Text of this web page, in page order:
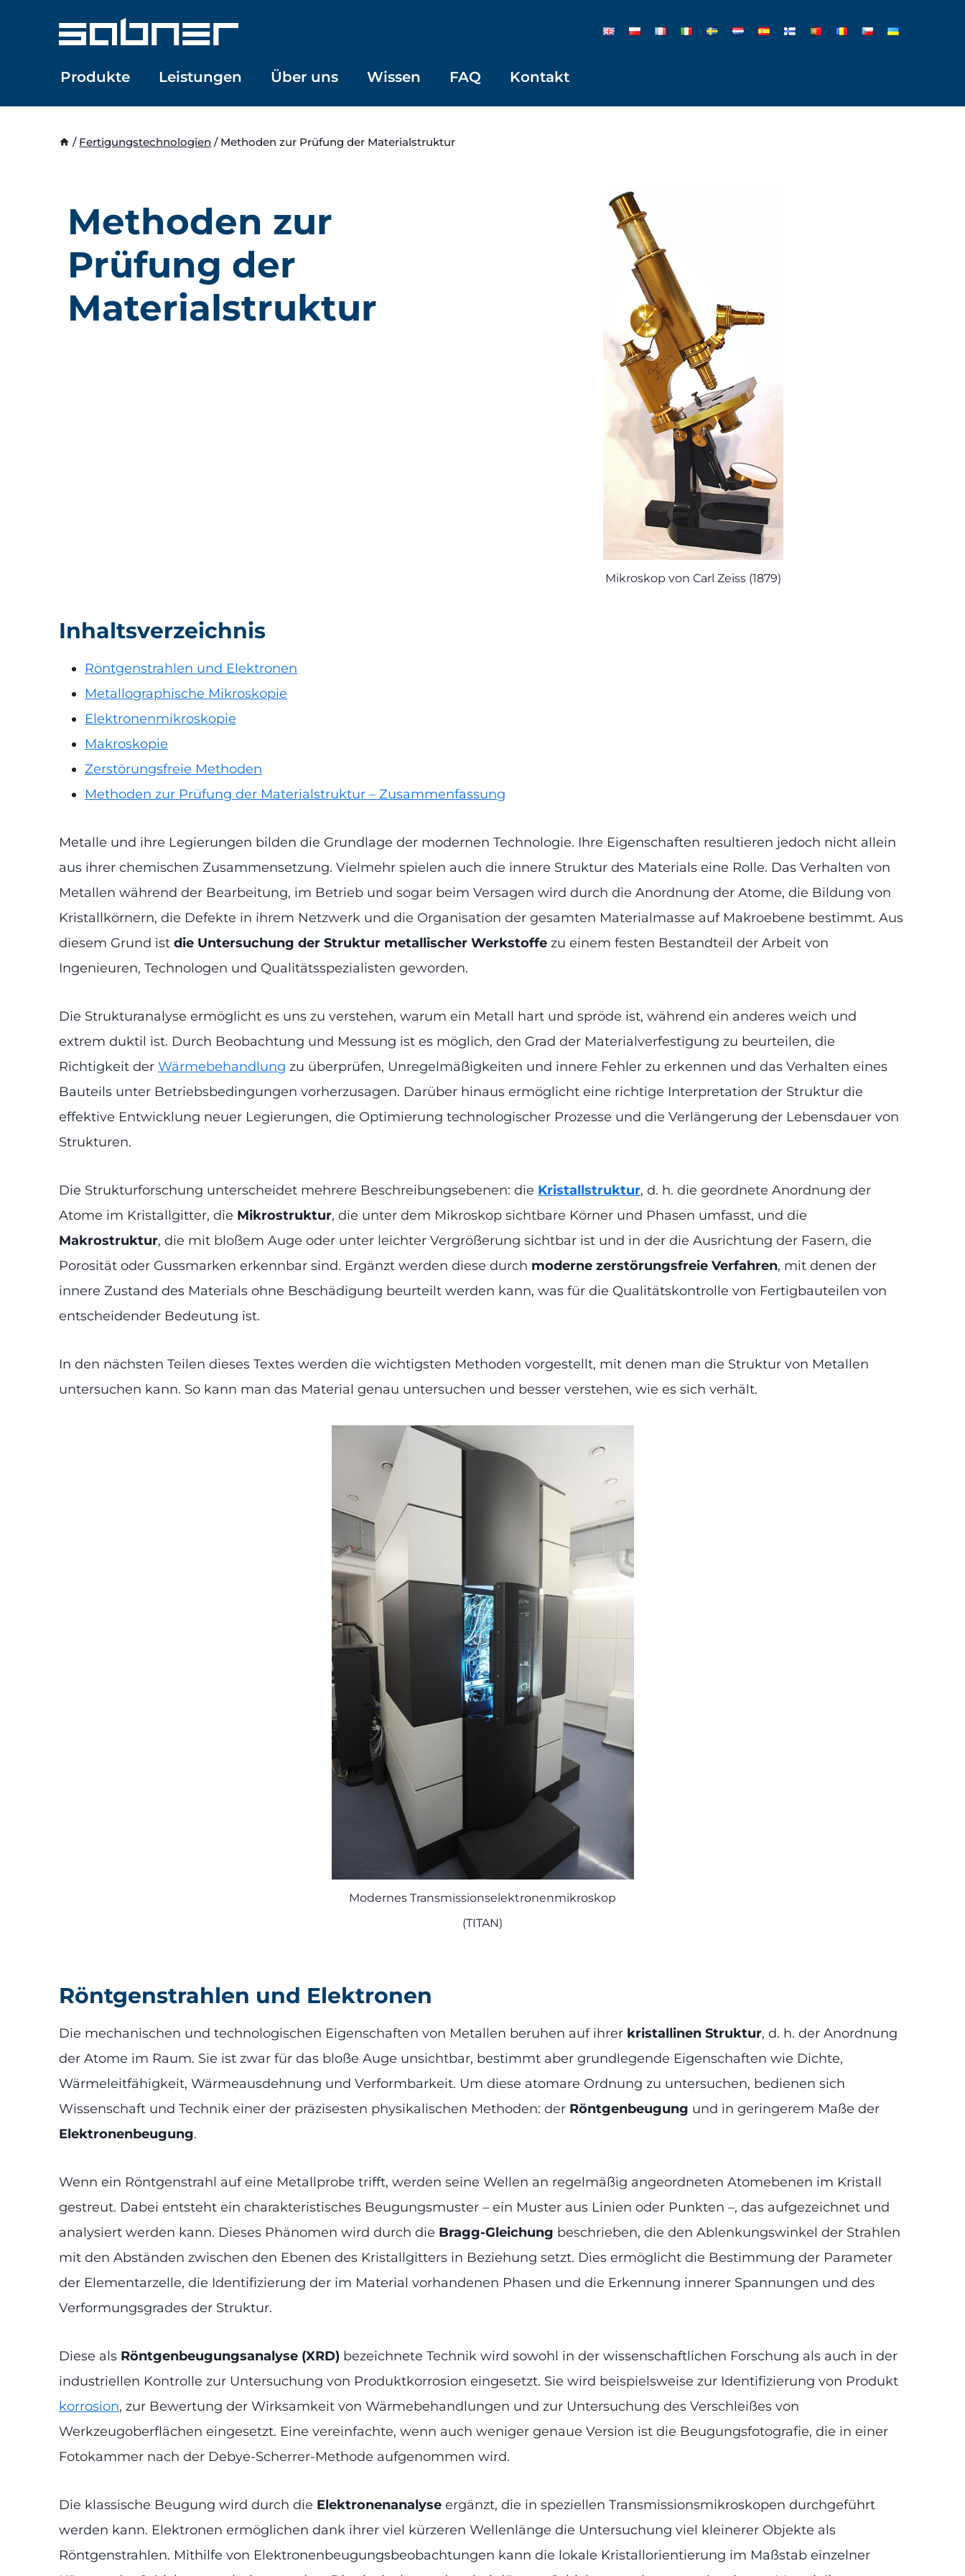
Produkte Leistungen Über uns Wissen FAQ Kontakt
/ Fertigungstechnologien / Methoden zur Prüfung der Materialstruktur
Methoden zur
Prüfung der
Materialstruktur
Mikroskop von Carl Zeiss (1879)
Inhaltsverzeichnis
Röntgenstrahlen und Elektronen
Metallographische Mikroskopie
Elektronenmikroskopie
Makroskopie
Zerstörungsfreie Methoden
Methoden zur Prüfung der Materialstruktur – Zusammenfassung
Metalle und ihre Legierungen bilden die Grundlage der modernen Technologie. Ihre Eigenschaften resultieren jedoch nicht allein
aus ihrer chemischen Zusammensetzung. Vielmehr spielen auch die innere Struktur des Materials eine Rolle. Das Verhalten von
Metallen während der Bearbeitung, im Betrieb und sogar beim Versagen wird durch die Anordnung der Atome, die Bildung von
Kristallkörnern, die Defekte in ihrem Netzwerk und die Organisation der gesamten Materialmasse auf Makroebene bestimmt. Aus
diesem Grund ist die Untersuchung der Struktur metallischer Werkstoffe zu einem festen Bestandteil der Arbeit von
Ingenieuren, Technologen und Qualitätsspezialisten geworden.
Die Strukturanalyse ermöglicht es uns zu verstehen, warum ein Metall hart und spröde ist, während ein anderes weich und
extrem duktil ist. Durch Beobachtung und Messung ist es möglich, den Grad der Materialverfestigung zu beurteilen, die
Richtigkeit der Wärmebehandlung zu überprüfen, Unregelmäßigkeiten und innere Fehler zu erkennen und das Verhalten eines
Bauteils unter Betriebsbedingungen vorherzusagen. Darüber hinaus ermöglicht eine richtige Interpretation der Struktur die
effektive Entwicklung neuer Legierungen, die Optimierung technologischer Prozesse und die Verlängerung der Lebensdauer von
Strukturen.
Die Strukturforschung unterscheidet mehrere Beschreibungsebenen: die Kristallstruktur, d. h. die geordnete Anordnung der
Atome im Kristallgitter, die Mikrostruktur, die unter dem Mikroskop sichtbare Körner und Phasen umfasst, und die
Makrostruktur, die mit bloßem Auge oder unter leichter Vergrößerung sichtbar ist und in der die Ausrichtung der Fasern, die
Porosität oder Gussmarken erkennbar sind. Ergänzt werden diese durch moderne zerstörungsfreie Verfahren, mit denen der
innere Zustand des Materials ohne Beschädigung beurteilt werden kann, was für die Qualitätskontrolle von Fertigbauteilen von
entscheidender Bedeutung ist.
In den nächsten Teilen dieses Textes werden die wichtigsten Methoden vorgestellt, mit denen man die Struktur von Metallen
untersuchen kann. So kann man das Material genau untersuchen und besser verstehen, wie es sich verhält.
Modernes Transmissionselektronenmikroskop
(TITAN)
Röntgenstrahlen und Elektronen
Die mechanischen und technologischen Eigenschaften von Metallen beruhen auf ihrer kristallinen Struktur, d. h. der Anordnung
der Atome im Raum. Sie ist zwar für das bloße Auge unsichtbar, bestimmt aber grundlegende Eigenschaften wie Dichte,
Wärmeleitfähigkeit, Wärmeausdehnung und Verformbarkeit. Um diese atomare Ordnung zu untersuchen, bedienen sich
Wissenschaft und Technik einer der präzisesten physikalischen Methoden: der Röntgenbeugung und in geringerem Maße der
Elektronenbeugung.
Wenn ein Röntgenstrahl auf eine Metallprobe trifft, werden seine Wellen an regelmäßig angeordneten Atomebenen im Kristall
gestreut. Dabei entsteht ein charakteristisches Beugungsmuster – ein Muster aus Linien oder Punkten –, das aufgezeichnet und
analysiert werden kann. Dieses Phänomen wird durch die Bragg-Gleichung beschrieben, die den Ablenkungswinkel der Strahlen
mit den Abständen zwischen den Ebenen des Kristallgitters in Beziehung setzt. Dies ermöglicht die Bestimmung der Parameter
der Elementarzelle, die Identifizierung der im Material vorhandenen Phasen und die Erkennung innerer Spannungen und des
Verformungsgrades der Struktur.
Diese als Röntgenbeugungsanalyse (XRD) bezeichnete Technik wird sowohl in der wissenschaftlichen Forschung als auch in der
industriellen Kontrolle zur Untersuchung von Produktkorrosion eingesetzt. Sie wird beispielsweise zur Identifizierung von Produkt
korrosion, zur Bewertung der Wirksamkeit von Wärmebehandlungen und zur Untersuchung des Verschleißes von
Werkzeugoberflächen eingesetzt. Eine vereinfachte, wenn auch weniger genaue Version ist die Beugungsfotografie, die in einer
Fotokammer nach der Debye-Scherrer-Methode aufgenommen wird.
Die klassische Beugung wird durch die Elektronenanalyse ergänzt, die in speziellen Transmissionsmikroskopen durchgeführt
werden kann. Elektronen ermöglichen dank ihrer viel kürzeren Wellenlänge die Untersuchung viel kleinerer Objekte als
Röntgenstrahlen. Mithilfe von Elektronenbeugungsbeobachtungen kann die lokale Kristallorientierung im Maßstab einzelner